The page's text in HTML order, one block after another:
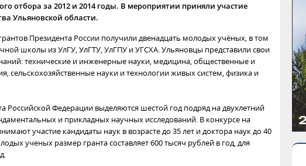
отбора за 2012 и 2014 годы. В мероприятии приняли участие
Ульяновской области.
Президента России получили двенадцать молодых учёных, в том
школы из УлГУ, УлГТУ, УлГПУ и УГСХА. Ульяновцы представили свои
технические и инженерные науки, медицина, общественные и
сельскохозяйственные науки и технологии живых систем, физика и
Российской Федерации выделяются шестой год подряд на двухлетний
и прикладных научных исследований. В конкурсе на
участие кандидаты наук в возрасте до 35 лет и доктора наук до 40
ученых размер гранта составляет 600 тысяч рублей в год, для